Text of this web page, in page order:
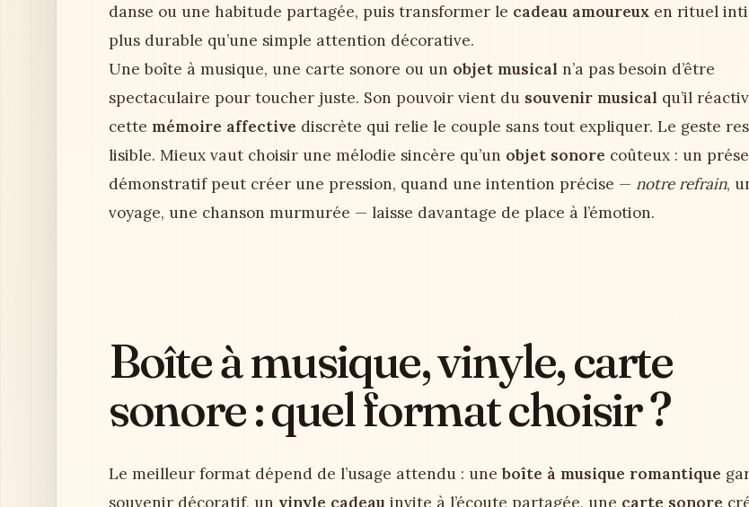
danse ou une habitude partagée, puis transformer le cadeau amoureux en rituel
plus durable qu’une simple attention décorative.
Une boîte à musique, une carte sonore ou un objet musical n’a pas besoin d’être
spectaculaire pour toucher juste. Son pouvoir vient du souvenir musical qu’il
cette mémoire affective discrète qui relie le couple sans tout expliquer. Le geste
lisible. Mieux vaut choisir une mélodie sincère qu’un objet sonore coûteux : un
démonstratif peut créer une pression, quand une intention précise — notre refrain,
voyage, une chanson murmurée — laisse davantage de place à l’émotion.
Boîte à musique, vinyle, carte
sonore : quel format choisir ?
Le meilleur format dépend de l’usage attendu : uneboîte à musique romantique
souvenir décoratif, un vinyle cadeau invite à l’écoute partagée, une carte sonore